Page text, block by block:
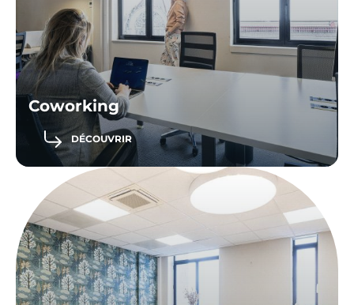
Coworking
DÉCOUVRIR